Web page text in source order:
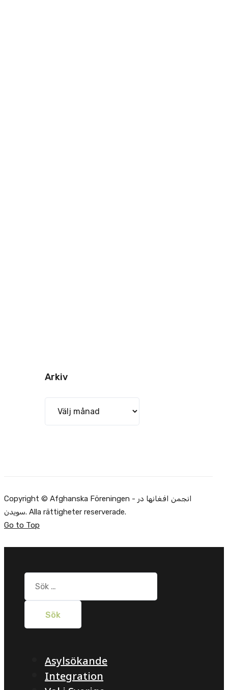
Arkiv
Copyright © Afghanska Föreningen - انجمن افغانها در
سویدن. Alla rättigheter reserverade.
Go to Top
Sök
efter:
Asylsökande
Integration